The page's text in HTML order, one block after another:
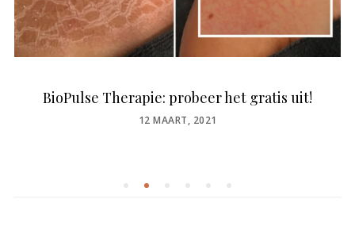
BioPulse Therapie: probeer het gratis uit!
POSTED
12 MAART, 2021